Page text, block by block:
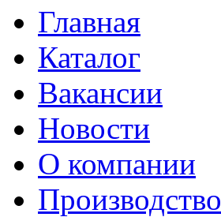
Главная
Каталог
Вакансии
Новости
О компании
Производство